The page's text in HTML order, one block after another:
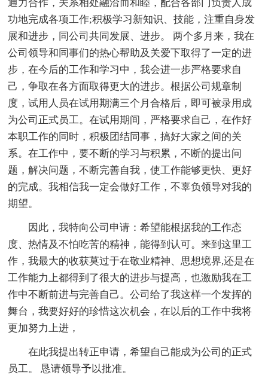
通力合作，关系相处融洽而和睦，配合各部门负责人成
功地完成各项工作;积极学习新知识、技能，注重自身发
展和进步，同公司共同发展、进步。 两个多月来，我在
公司领导和同事们的热心帮助及关爱下取得了一定的进
步，在今后的工作和学习中，我会进一步严格要求自
己，争取在各方面取得更大的进步。根据公司规章制
度，试用人员在试用期满三个月合格后，即可被录用成
为公司正式员工。在试用期间，严格要求自己，在作好
本职工作的同时，积极团结同事，搞好大家之间的关
系。在工作中，要不断的学习与积累，不断的提出问
题，解决问题，不断完善自我，使工作能够更快、更好
的完成。我相信我一定会做好工作，不辜负领导对我的
期望。
因此，我特向公司申请：希望能根据我的工作态
度、热情及不怕吃苦的精神，能得到认可。来到这里工
作，我最大的收获莫过于在敬业精神、思想境界,还是在
工作能力上都得到了很大的进步与提高，也激励我在工
作中不断前进与完善自己。公司给了我这样一个发挥的
舞台，我要好好的珍惜这次机会，在以后的工作中我将
更加努力上进，
在此我提出转正申请，希望自己能成为公司的正式
员工。 恳请领导予以批准。